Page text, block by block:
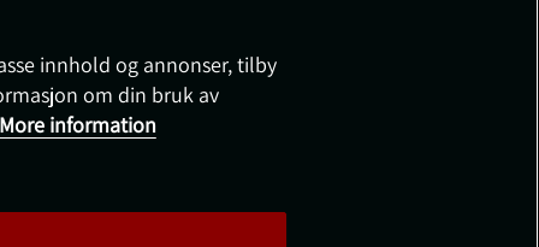
innhold og annonser, tilby
om din bruk av
information